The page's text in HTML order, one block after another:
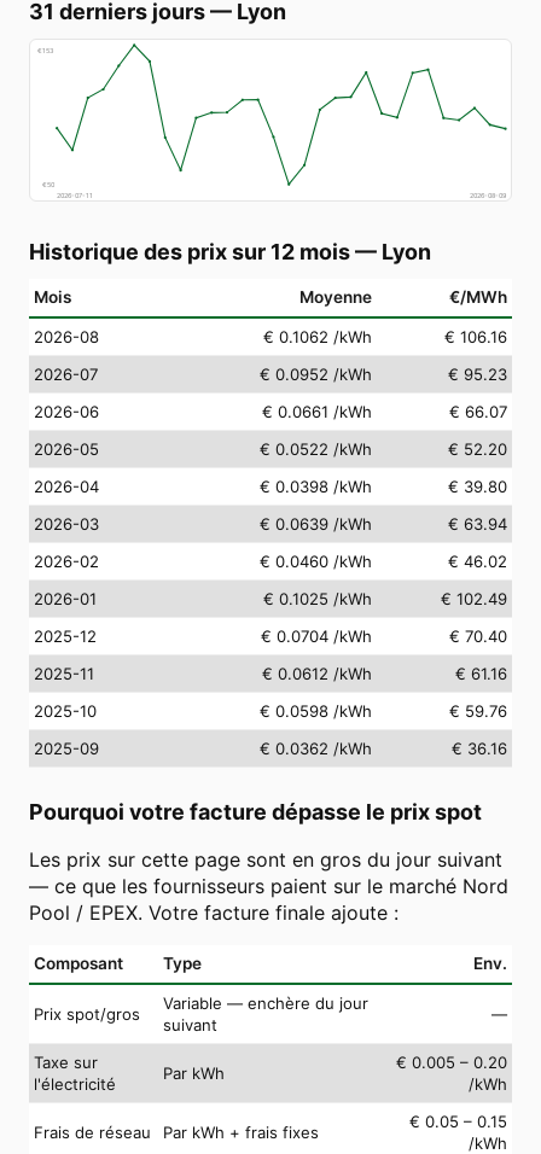
31 derniers jours— Lyon
€153
€50
2026-07-11
2026-08-09
Historique des prix sur 12 mois— Lyon
Mois Moyenne €/MWh
2026-08 € 0.1062 /kWh
€ 106.16
2026-07
€ 0.0952 /kWh
€ 95.23
2026-06
€ 0.0661 /kWh
€ 66.07
2026-05
€ 0.0522 /kWh
€ 52.20
2026-04
€ 0.0398 /kWh
€ 39.80
2026-03
€ 0.0639 /kWh
€ 63.94
2026-02
€ 0.0460 /kWh
€ 46.02
2026-01
€ 0.1025 /kWh
€ 102.49
2025-12
€ 0.0704 /kWh
€ 70.40
2025-11
€ 0.0612 /kWh
€ 61.16
2025-10
€ 0.0598 /kWh
€ 59.76
2025-09
€ 0.0362 /kWh € 36.16
Pourquoi votre facture dépasse le prix spot
Les prix sur cette page sont en gros du jour suivant
— ce que les fournisseurs paient sur le marché Nord
Pool / EPEX. Votre facture finale ajoute :
Composant Type Env.
Prix spot/gros
Variable — enchère du jour
suivant
—
Taxe sur
l'électricité
Par kWh
€ 0.005 – 0.20
/kWh
Frais de réseau Par kWh + frais fixes
€ 0.05 – 0.15
/kWh